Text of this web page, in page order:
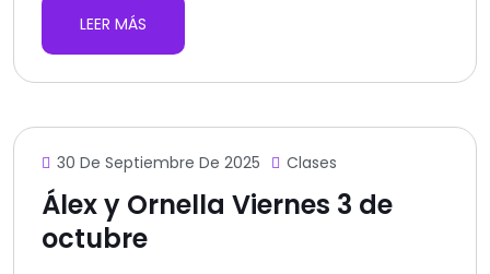
LEER MÁS
30 De Septiembre De 2025 Clases
Álex y Ornella Viernes 3 de
octubre